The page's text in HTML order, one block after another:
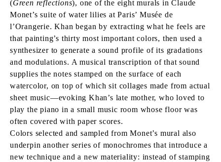
(Green reflections), one of the eight murals in Claude
Monet’s suite of water lilies at Paris’ Musée de
l’Orangerie. Khan began by extracting what he feels are
that painting’s thirty most important colors, then used a
synthesizer to generate a sound profile of its gradations
and modulations. A musical transcription of that sound
supplies the notes stamped on the surface of each
watercolor, on top of which sit collages made from actual
sheet music—evoking Khan’s late mother, who loved to
play the piano in a small music room whose floor was
often covered with paper scores.
Colors selected and sampled from Monet’s mural also
underpin another series of monochromes that introduce a
new technique and a new materiality: instead of stamping